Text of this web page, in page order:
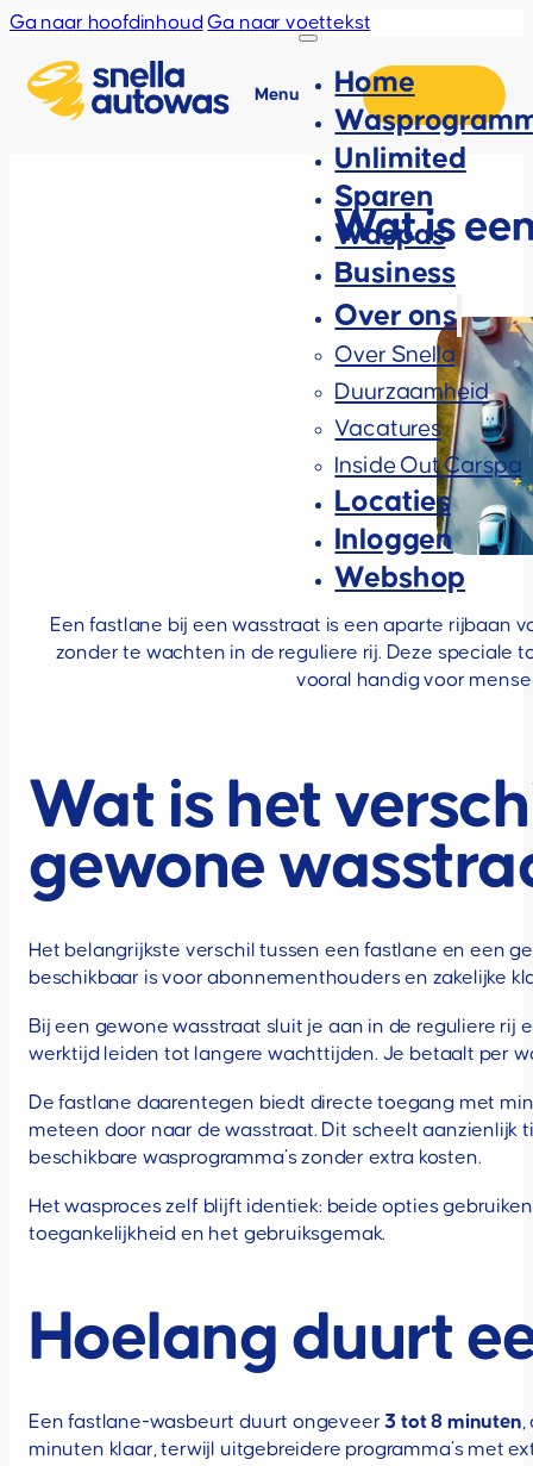
Ga naar hoofdinhoud Ga naar voettekst
Menu
Home
Unlimited
Sparen
Waspas
Business
Over ons
Over Snella
Duurzaamheid
Vacatures
Inside Out Carspa
Locaties
Inloggen
Webshop
Wat is
Een fastlane bij een wasstraat is een aparte rijbaan
zonder te wachten in de reguliere rij. Deze speciale
vooral handig voor
Wat is het
gewone
Het belangrijkste verschil tussen een fastlane en een
beschikbaar is voor abonnementhouders en zakelijke
Bij een gewone wasstraat sluit je aan in de reguliere
werktijd leiden tot langere wachttijden. Je betaalt per
De fastlane daarentegen biedt directe toegang met
meteen door naar de wasstraat. Dit scheelt aanzienlijk
beschikbare wasprogramma’s zonder extra kosten.
Het wasproces zelf blijft identiek: beide opties
toegankelijkheid en het gebruiksgemak.
Hoelang duurt
Een fastlane-wasbeurt duurt ongeveer3 tot 8 minuten,
minuten klaar, terwijl uitgebreidere programma’s met